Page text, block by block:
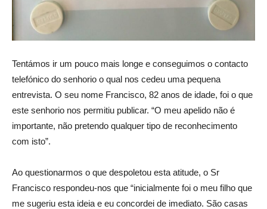
Tentámos ir um pouco mais longe e conseguimos o contacto
telefónico do senhorio o qual nos cedeu uma pequena
entrevista. O seu nome Francisco, 82 anos de idade, foi o que
este senhorio nos permitiu publicar. “O meu apelido não é
importante, não pretendo qualquer tipo de reconhecimento
com isto”.
Ao questionarmos o que despoletou esta atitude, o Sr
Francisco respondeu-nos que “inicialmente foi o meu filho que
me sugeriu esta ideia e eu concordei de imediato. São casas